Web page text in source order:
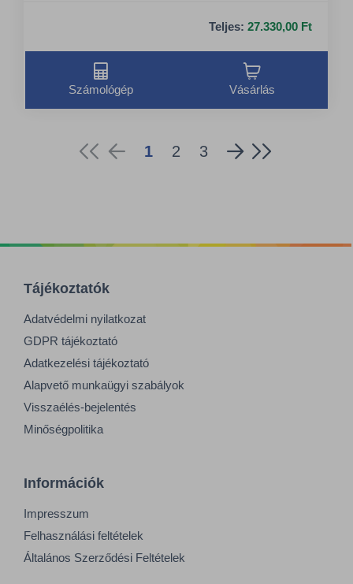
Teljes: 27.330,00 Ft
Számológép Vásárlás
1 2 3
Tájékoztatók
Adatvédelmi nyilatkozat
GDPR tájékoztató
Adatkezelési tájékoztató
Alapvető munkaügyi szabályok
Visszaélés-bejelentés
Minőségpolitika
Információk
Impresszum
Felhasználási feltételek
Általános Szerződési Feltételek